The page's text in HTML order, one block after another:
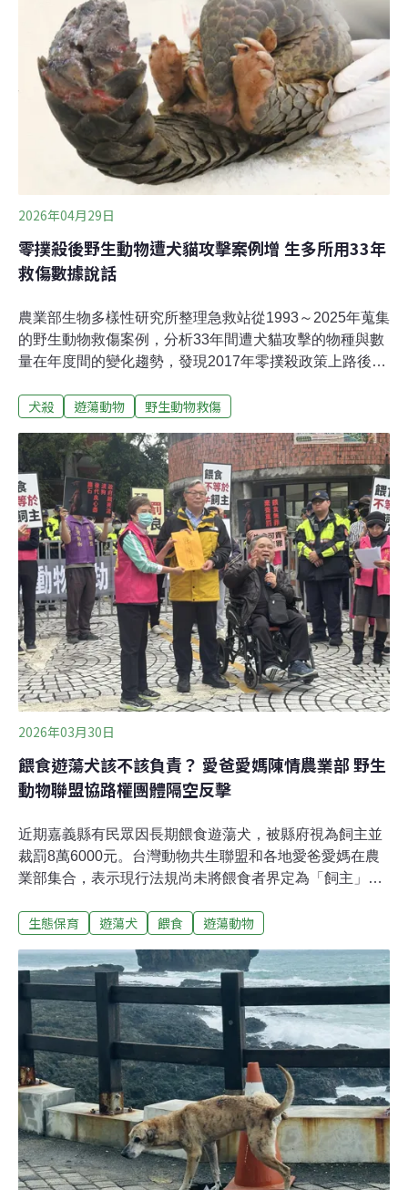
對及處理遊蕩犬問題。蘭嶼遊蕩犬連續幾天攻擊海龜 拍攝
者施翰豪為台東縣蘭嶼鄉漁人社區發展協會成員，當時正
執行由海洋保育署輔導的「守護蘭色海岸線—2026年漁人
部落海岸（綠蠵龜）保育巡守計畫」。他於6月3日晚間8
時進行沙灘巡護期間，在大八代發現一隻遊蕩犬對將上岸
產卵的母龜吠叫，母龜轉頭放棄上岸返回大海。至晚間10
點半，施翰豪再經過大八代時，再聽聞犬叫聲並立刻跑上
前查看，發現有三隻狗於潮間帶攻擊欲上岸產
2026年04月29日
零撲殺後野生動物遭犬貓攻擊案例增 生多所用33年
救傷數據說話
農業部生物多樣性研究所整理急救站從1993～2025年蒐集
的野生動物救傷案例，分析33年間遭犬貓攻擊的物種與數
量在年度間的變化趨勢，發現2017年零撲殺政策上路後，
及安樂死比例更分別逾五成及七成。相關報告於3月底刊
擊野生動物數量增生多所急救站發表《從野生動物急救站
救傷資料分析看野生動物遭犬貓攻擊的趨勢變化》研究報
告，在14849筆原生種救傷案例中，有829隻（5.58%）為
被攻擊／創傷，當中594隻是遭犬貓攻擊（犬攻擊425隻、
貓攻擊169隻），占整體救傷的4%。若以2017年零撲殺政
策上路作為分水嶺，1993～2017年間遭犬貓攻擊有209
隻，占救傷數量2.25%；2018～2025年則上升至385隻，
占總數6.94%。
犬殺 遊蕩動物 野生動物救傷
2026年03月30日
餵食遊蕩犬該不該負責？ 愛爸愛媽陳情農業部 野生
動物聯盟協路權團體隔空反擊
近期嘉義縣有民眾因長期餵食遊蕩犬，被縣府視為飼主並
裁罰8萬6000元。台灣動物共生聯盟和各地愛爸愛媽在農
業部集合，表示現行法規尚未將餵食者界定為「飼主」，
大訴求。同一天，為野生動物而走行動聯盟、台灣機車路
動物衝突與用路人安全風險，堅決反對餵食免責。共生聯
盟訴求「餵食不等於管領」 農業部：餵食者定義尚無共識
近期嘉義縣竹崎鄉內埔村有民眾長期餵食遊蕩犬，形成犬
群聚集熱點。嘉義縣府認定餵食者有持續管理行為，視為
飼主並裁罰八萬6000元。27日，台灣動物共生聯盟和台灣
各地的愛爸愛媽到農業部前集合陳情。台灣動物共生聯盟
代表黃泰山表示，「我們今天不是來抗議的，而是跟農業
部站在同一陣線，希望農業部堅持不要將『禁止餵食行
為、餵食等同飼主』入動保法。」黃泰山認為，政府應優
先處理寵物棄養的源頭問題，強調沒有棄養哪
生態保育 遊蕩犬 餵食 遊蕩動物